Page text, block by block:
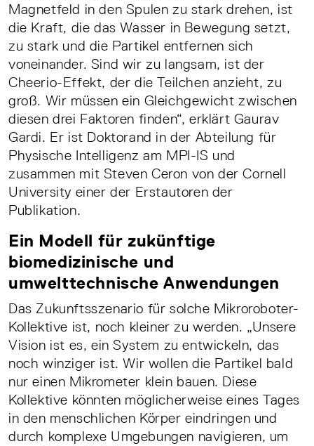
Magnetfeld in den Spulen zu stark drehen, ist
die Kraft, die das Wasser in Bewegung setzt,
zu stark und die Partikel entfernen sich
voneinander. Sind wir zu langsam, ist der
Cheerio-Effekt, der die Teilchen anzieht, zu
groß. Wir müssen ein Gleichgewicht zwischen
diesen drei Faktoren finden“, erklärt Gaurav
Gardi. Er ist Doktorand in der Abteilung für
Physische Intelligenz am MPI-IS und
zusammen mit Steven Ceron von der Cornell
University einer der Erstautoren der
Publikation.
Ein Modell für zukünftige
biomedizinische und
umwelttechnische Anwendungen
Das Zukunftsszenario für solche Mikroroboter-
Kollektive ist, noch kleiner zu werden. „Unsere
Vision ist es, ein System zu entwickeln, das
noch winziger ist. Wir wollen die Partikel bald
nur einen Mikrometer klein bauen. Diese
Kollektive könnten möglicherweise eines Tages
in den menschlichen Körper eindringen und
durch komplexe Umgebungen navigieren, um